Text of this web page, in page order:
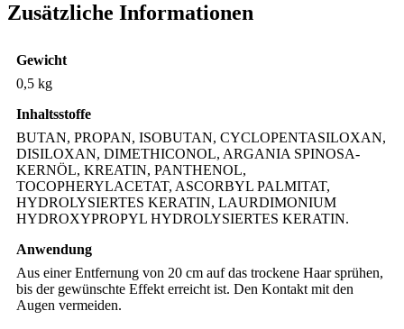
Zusätzliche Informationen
Gewicht
0,5 kg
Inhaltsstoffe
BUTAN, PROPAN, ISOBUTAN, CYCLOPENTASILOXAN,
DISILOXAN, DIMETHICONOL, ARGANIA SPINOSA-
KERNÖL, KREATIN, PANTHENOL,
TOCOPHERYLACETAT, ASCORBYL PALMITAT,
HYDROLYSIERTES KERATIN, LAURDIMONIUM
HYDROXYPROPYL HYDROLYSIERTES KERATIN.
Anwendung
Aus einer Entfernung von 20 cm auf das trockene Haar sprühen,
bis der gewünschte Effekt erreicht ist. Den Kontakt mit den
Augen vermeiden.